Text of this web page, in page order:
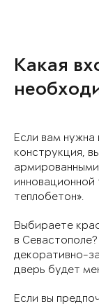
Какая
Если вам
конструкция,
инновационной
теплобетон».
Выбираете
в
декоративно-
дверь будет
Если вы